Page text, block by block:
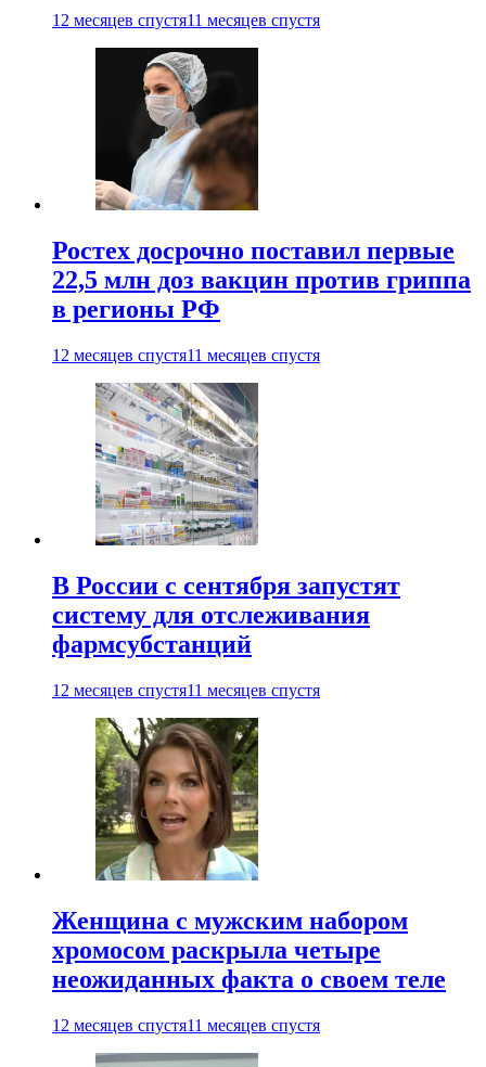
12 месяцев спустя11 месяцев спустя
Ростех досрочно поставил первые
22,5 млн доз вакцин против гриппа
в регионы РФ
12 месяцев спустя11 месяцев спустя
В России с сентября запустят
систему для отслеживания
фармсубстанций
12 месяцев спустя11 месяцев спустя
Женщина с мужским набором
хромосом раскрыла четыре
неожиданных факта о своем теле
12 месяцев спустя11 месяцев спустя